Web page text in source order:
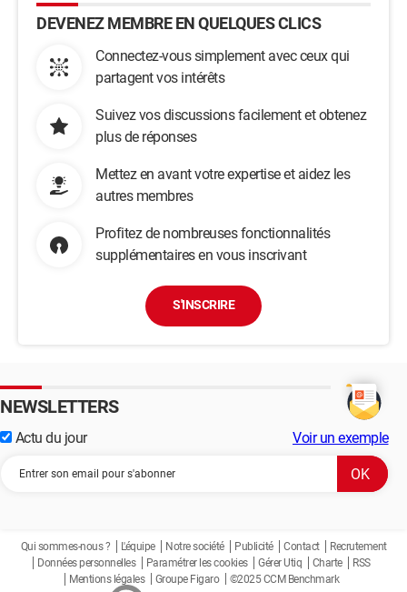
DEVENEZ MEMBRE EN QUELQUES CLICS
Connectez-vous simplement avec ceux qui
partagent vos intérêts
Suivez vos discussions facilement et obtenez
plus de réponses
Mettez en avant votre expertise et aidez les
autres membres
Profitez de nombreuses fonctionnalités
supplémentaires en vous inscrivant
S'INSCRIRE
NEWSLETTERS
Actu du jour Voir un exemple
Qui sommes-nous ? L'équipe Notre société Publicité Contact
Recrutement
Données personnelles
Paramétrer les cookies Gérer Utiq Charte
RSS
Mentions légales
Groupe Figaro ©2025 CCM Benchmark